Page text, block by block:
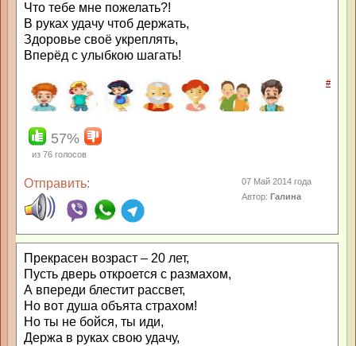
Что тебе мне пожелать?!
В руках удачу чтоб держать,
Здоровье своё укреплять,
Вперёд с улыбкою шагать!
#
57%
из 76 голосов
Отправить:
07 Май 2014 года
Автор:Галина
Прекрасен возраст – 20 лет,
Пусть дверь откроется с размахом,
А впереди блестит рассвет,
Но вот душа объята страхом!
Но ты не бойся, ты иди,
Держа в руках свою удачу,